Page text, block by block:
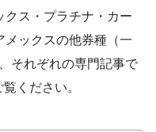
ス・プラチナ・カー
メックスの他券種（一
それぞれの専門記事で
ください。